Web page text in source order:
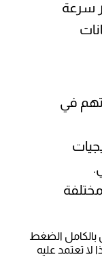
سرعة
في
بالكامل الضغط
لا تعتمد عليه